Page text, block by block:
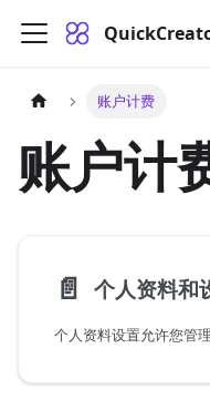
账户计费
账户计
📄️ 个人资料和